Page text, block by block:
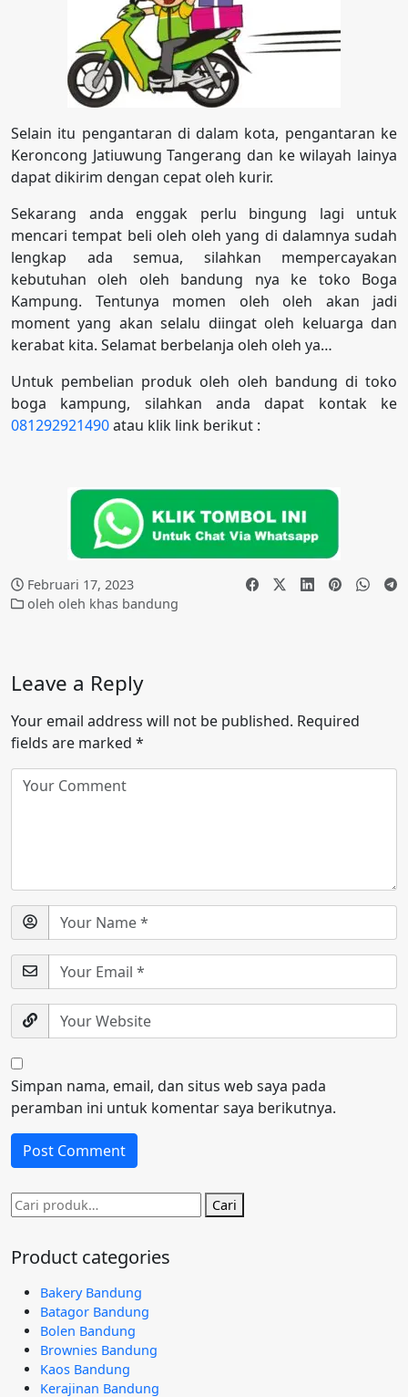
Selain itu pengantaran di dalam kota, pengantaran ke
Keroncong Jatiuwung Tangerang dan ke wilayah lainya
dapat dikirim dengan cepat oleh kurir.
Sekarang anda enggak perlu bingung lagi untuk
mencari tempat beli oleh oleh yang di dalamnya sudah
lengkap ada semua, silahkan mempercayakan
kebutuhan oleh oleh bandung nya ke toko Boga
Kampung. Tentunya momen oleh oleh akan jadi
moment yang akan selalu diingat oleh keluarga dan
kerabat kita. Selamat berbelanja oleh oleh ya…
Untuk pembelian produk oleh oleh bandung di toko
boga kampung, silahkan anda dapat kontak ke
081292921490atau klik link berikut :
Februari 17, 2023
oleh oleh khas bandung
Leave a Reply
Your email address will not be published. Required
fields are marked *
Simpan nama, email, dan situs web saya pada
peramban ini untuk komentar saya berikutnya.
Pencarian
untuk:
Cari
Product categories
Bakery Bandung
Batagor Bandung
Bolen Bandung
Brownies Bandung
Kaos Bandung
Kerajinan Bandung